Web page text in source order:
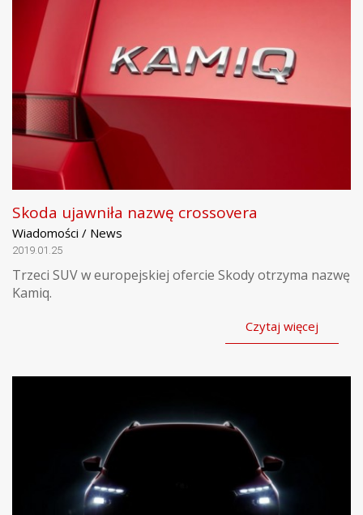
Skoda ujawniła nazwę crossovera
Wiadomości / News
2019.01.25
Trzeci SUV w europejskiej ofercie Skody otrzyma nazwę
Kamiq.
Czytaj więcej